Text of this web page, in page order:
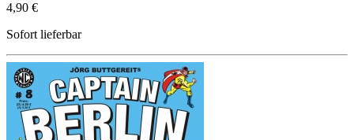
4,90 €
Sofort lieferbar